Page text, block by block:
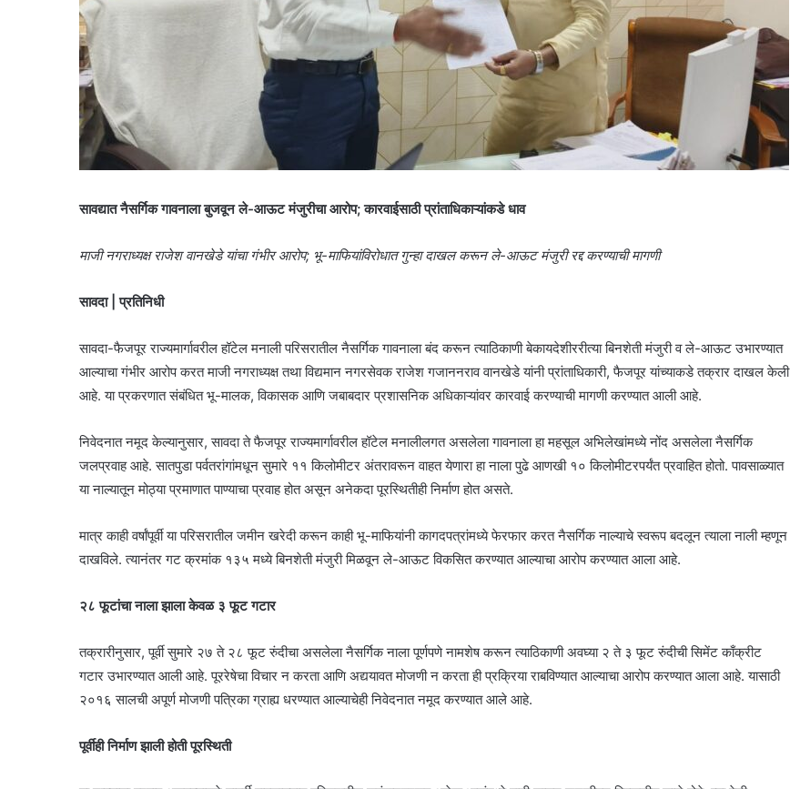
सावद्यात नैसर्गिक गावनाला बुजवून ले-आऊट मंजुरीचा आरोप; कारवाईसाठी प्रांताधिकाऱ्यांकडे धाव
माजी नगराध्यक्ष राजेश वानखेडे यांचा गंभीर आरोप; भू-माफियांविरोधात गुन्हा दाखल करून ले-आऊट मंजुरी रद्द करण्याची मागणी
सावदा | प्रतिनिधी
सावदा-फैजपूर राज्यमार्गावरील हॉटेल मनाली परिसरातील नैसर्गिक गावनाला बंद करून त्याठिकाणी बेकायदेशीररीत्या बिनशेती मंजुरी व ले-आऊट उभारण्यात
आल्याचा गंभीर आरोप करत माजी नगराध्यक्ष तथा विद्यमान नगरसेवक राजेश गजाननराव वानखेडे यांनी प्रांताधिकारी, फैजपूर यांच्याकडे तक्रार दाखल केली
आहे. या प्रकरणात संबंधित भू-मालक, विकासक आणि जबाबदार प्रशासनिक अधिकाऱ्यांवर कारवाई करण्याची मागणी करण्यात आली आहे.
निवेदनात नमूद केल्यानुसार, सावदा ते फैजपूर राज्यमार्गावरील हॉटेल मनालीलगत असलेला गावनाला हा महसूल अभिलेखांमध्ये नोंद असलेला नैसर्गिक
जलप्रवाह आहे. सातपुडा पर्वतरांगांमधून सुमारे ११ किलोमीटर अंतरावरून वाहत येणारा हा नाला पुढे आणखी १० किलोमीटरपर्यंत प्रवाहित होतो. पावसाळ्यात
या नाल्यातून मोठ्या प्रमाणात पाण्याचा प्रवाह होत असून अनेकदा पूरस्थितीही निर्माण होत असते.
मात्र काही वर्षांपूर्वी या परिसरातील जमीन खरेदी करून काही भू-माफियांनी कागदपत्रांमध्ये फेरफार करत नैसर्गिक नाल्याचे स्वरूप बदलून त्याला नाली म्हणून
दाखविले. त्यानंतर गट क्रमांक १३५ मध्ये बिनशेती मंजुरी मिळवून ले-आऊट विकसित करण्यात आल्याचा आरोप करण्यात आला आहे.
२८ फूटांचा नाला झाला केवळ ३ फूट गटार
तक्रारीनुसार, पूर्वी सुमारे २७ ते २८ फूट रुंदीचा असलेला नैसर्गिक नाला पूर्णपणे नामशेष करून त्याठिकाणी अवघ्या २ ते ३ फूट रुंदीची सिमेंट काँक्रीट
गटार उभारण्यात आली आहे. पूररेषेचा विचार न करता आणि अद्ययावत मोजणी न करता ही प्रक्रिया राबविण्यात आल्याचा आरोप करण्यात आला आहे. यासाठी
२०१६ सालची अपूर्ण मोजणी पत्रिका ग्राह्य धरण्यात आल्याचेही निवेदनात नमूद करण्यात आले आहे.
पूर्वीही निर्माण झाली होती पूरस्थिती